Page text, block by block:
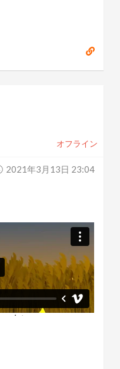
オフライン
2021年3月13日 23:04